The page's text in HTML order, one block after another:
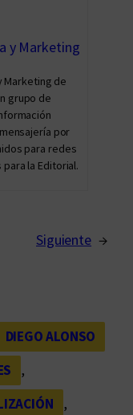
y Marketing
Marketing de
grupo de
por
para redes
la Editorial.
Siguiente →
DIEGO ALONSO
,
,